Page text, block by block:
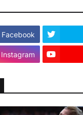
Facebook
Instagram